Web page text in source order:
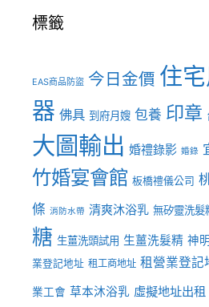
標籤
EAS商品防盜 今日金價 住
器 佛具 到府月嫂 包養 印章
大圖輸出 婚禮錄影 婚錄
竹婚宴會館 板橋禮儀公司
條 消防水帶 清爽沐浴乳 無矽靈洗髮
糖 生薑洗頭試用 生薑洗髮精 神
業登記地址 租工商地址 租營業登記
業工會 草本沐浴乳 虛擬地址出租